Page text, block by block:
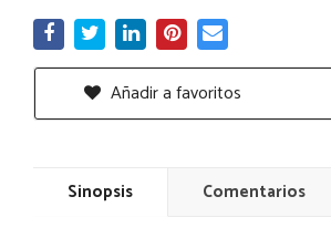
Añadir a favoritos
Sinopsis Comentarios